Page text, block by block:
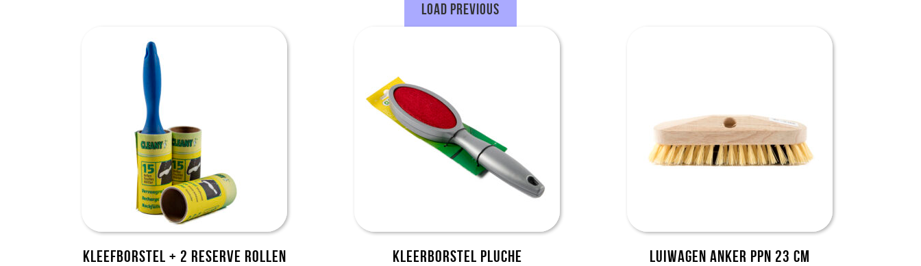
Load Previous
Kleefborstel + 2 reserve rollen Kleerborstel pluche Luiwagen anker ppn 23 cm